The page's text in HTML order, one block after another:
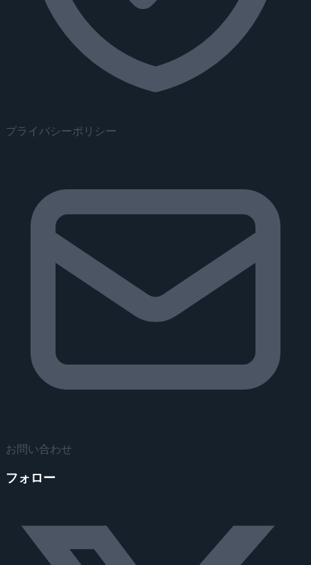
プライバシーポリシー
お問い合わせ
フォロー